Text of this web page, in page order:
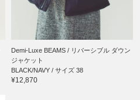
Demi-Luxe BEAMS / リバーシブル ダウン
ジャケット
BLACK/NAVY / サイズ 38
¥12,870